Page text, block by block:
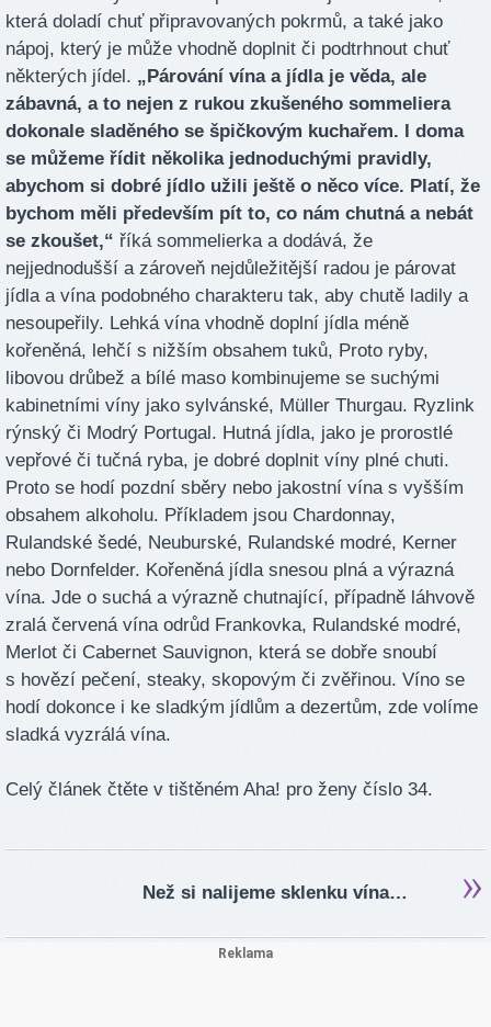
která doladí chuť připravovaných pokrmů, a také jako
nápoj, který je může vhodně doplnit či podtrhnout chuť
některých jídel. „Párování vína a jídla je věda, ale
zábavná, a to nejen z rukou zkušeného sommeliera
dokonale sladěného se špičkovým kuchařem. I doma
se můžeme řídit několika jednoduchými pravidly,
abychom si dobré jídlo užili ještě o něco více. Platí, že
bychom měli především pít to, co nám chutná a nebát
se zkoušet,“ říká sommelierka a dodává, že
nejjednodušší a zároveň nejdůležitější radou je párovat
jídla a vína podobného charakteru tak, aby chutě ladily a
nesoupeřily. Lehká vína vhodně doplní jídla méně
kořeněná, lehčí s nižším obsahem tuků, Proto ryby,
libovou drůbež a bílé maso kombinujeme se suchými
kabinetními víny jako sylvánské, Müller Thurgau. Ryzlink
rýnský či Modrý Portugal. Hutná jídla, jako je prorostlé
vepřové či tučná ryba, je dobré doplnit víny plné chuti.
Proto se hodí pozdní sběry nebo jakostní vína s vyšším
obsahem alkoholu. Příkladem jsou Chardonnay,
Rulandské šedé, Neuburské, Rulandské modré, Kerner
nebo Dornfelder. Kořeněná jídla snesou plná a výrazná
vína. Jde o suchá a výrazně chutnající, případně láhvově
zralá červená vína odrůd Frankovka, Rulandské modré,
Merlot či Cabernet Sauvignon, která se dobře snoubí
s hovězí pečení, steaky, skopovým či zvěřinou. Víno se
hodí dokonce i ke sladkým jídlům a dezertům, zde volíme
sladká vyzrálá vína.
Celý článek čtěte v tištěném Aha! pro ženy číslo 34.
Než si nalijeme sklenku vína…